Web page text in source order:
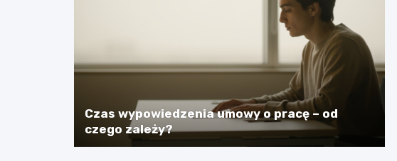
Czas wypowiedzenia umowy o pracę – od
czego zależy?